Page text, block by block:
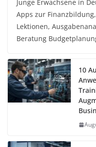
Junge Erwachsene in
Apps zur
Lektionen,
Beratung
10